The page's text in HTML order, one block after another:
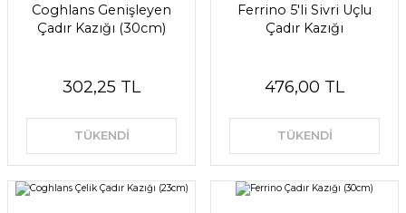
Coghlans Genişleyen
Çadır Kazığı (30cm)
302,25 TL
TÜKENDİ
Ferrino 5'li Sivri Uçlu
Çadır Kazığı
476,00 TL
TÜKENDİ